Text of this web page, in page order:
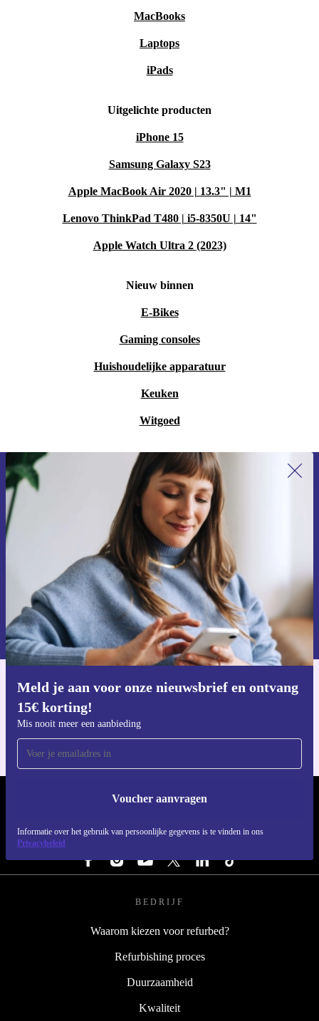
MacBooks
Laptops
iPads
Uitgelichte producten
iPhone 15
Samsung Galaxy S23
Apple MacBook Air 2020 | 13.3" | M1
Lenovo ThinkPad T480 | i5-8350U | 14"
Apple Watch Ultra 2 (2023)
Nieuw binnen
E-Bikes
Gaming consoles
Huishoudelijke apparatuur
Keuken
Witgoed
Meld je aan voor onze nieuwsbrief en ontvang
15€ korting!
Mis nooit meer een aanbieding
Voucher aanvragen
Informatie over het gebruik van persoonlijke gegevens is te vinden in ons
Privacybeleid
Meld je aan voor onze nieuwsbrief en
ontvang €15 korting!
Mis nooit meer een aanbieding.
Voucher aanvragen
Informatie over het gebruik van persoonsgegevens vind je in ons
privacybeleid
Download de refurbed app
REFURBED NEDERLAND - RETHINK NEW.
VOLG ONS
BEDRIJF
Waarom kiezen voor refurbed?
Refurbishing proces
Duurzaamheid
Kwaliteit